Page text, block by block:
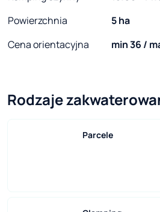
Powierzchnia
5 ha
Cena orientacyjna
min 36 /
Rodzaje
Parcele